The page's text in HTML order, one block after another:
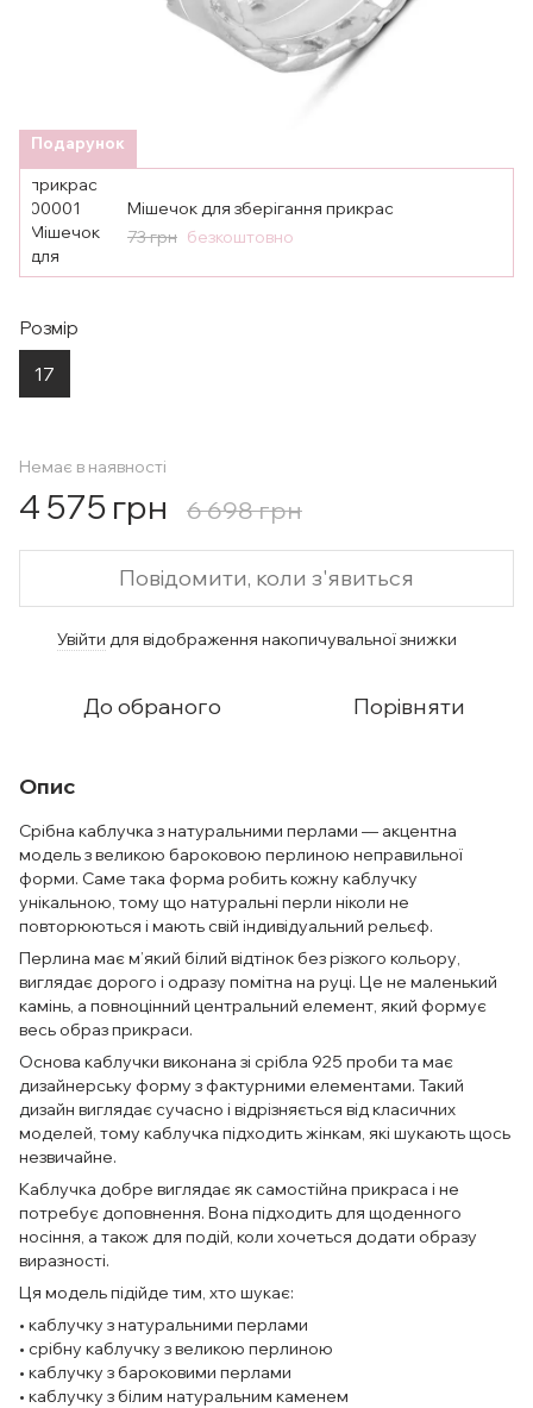
Подарунок
Мішечок для зберігання прикрас
73 грн безкоштовно
Розмір
17
Немає в наявності
4 575 грн 6 698 грн
Повідомити, коли з'явиться
Увійти для відображення накопичувальної знижки
До обраного Порівняти
Опис
Срібна каблучка з натуральними перлами — акцентна
модель з великою бароковою перлиною неправильної
форми. Саме така форма робить кожну каблучку
унікальною, тому що натуральні перли ніколи не
повторюються і мають свій індивідуальний рельєф.
Перлина має м’який білий відтінок без різкого кольору,
виглядає дорого і одразу помітна на руці. Це не маленький
камінь, а повноцінний центральний елемент, який формує
весь образ прикраси.
Основа каблучки виконана зі срібла 925 проби та має
дизайнерську форму з фактурними елементами. Такий
дизайн виглядає сучасно і відрізняється від класичних
моделей, тому каблучка підходить жінкам, які шукають щось
незвичайне.
Каблучка добре виглядає як самостійна прикраса і не
потребує доповнення. Вона підходить для щоденного
носіння, а також для подій, коли хочеться додати образу
виразності.
Ця модель підійде тим, хто шукає:
• каблучку з натуральними перлами
• срібну каблучку з великою перлиною
• каблучку з бароковими перлами
• каблучку з білим натуральним каменем